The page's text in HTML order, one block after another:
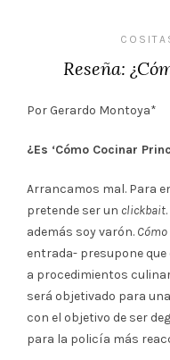
Reseña:
Por Gerardo Montoya*
¿Es ‘Cómo Cocinar
Arrancamos mal. Para
pretende ser un clickbait
además soy varón.
entrada- presupone
a procedimientos
será objetivado para
con el objetivo de ser
para la policía más